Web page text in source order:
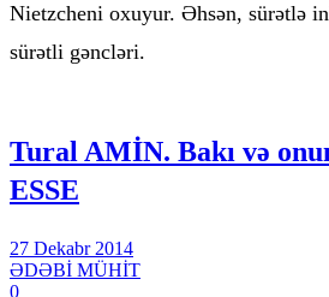
Nietzcheni oxuyur. Əhsən, sürətlə
sürətli gəncləri.
Tural AMİN. Bakı və
ESSE
27 Dekabr 2014
ƏDƏBİ MÜHİT
0